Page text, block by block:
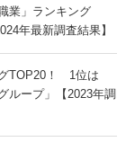
業」ランキング
年最新調査結果】
グTOP20！ 1位は
ループ」【2023年調